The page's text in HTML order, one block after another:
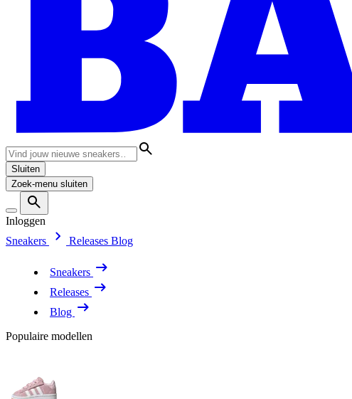
Sluiten
Zoek-menu sluiten
Inloggen
Sneakers
Releases Blog
Sneakers
Releases
Blog
Populaire modellen